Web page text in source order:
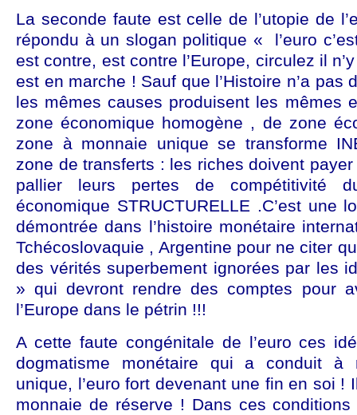
La seconde faute est celle de l’utopie de
répondu à un slogan politique « l’euro
est contre, est contre l’Europe, circulez il
est en marche ! Sauf que l’Histoire n’a
les mêmes causes produisent les mêmes
zone économique homogène , de zone
zone à monnaie unique se transforme
zone de transferts : les riches doivent
pallier leurs pertes de compétitivité
économique STRUCTURELLE .C’est une
démontrée dans l’histoire monétaire
Tchécoslovaquie , Argentine pour ne citer
des vérités superbement ignorées par les
» qui devront rendre des comptes pour
l’Europe dans le pétrin !!!
A cette faute congénitale de l’euro ces
dogmatisme monétaire qui a conduit à
unique, l’euro fort devenant une fin en soi !
monnaie de réserve ! Dans ces